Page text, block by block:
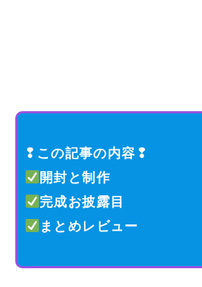
❢この記事の内容❢
開封と制作
完成お披露目
まとめレビュー